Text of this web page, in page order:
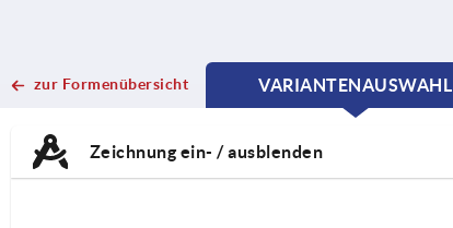
zur Formenübersicht
VARIANTENAUSWAHL
CURRENT
CURRENT
Zeichnung ein- / ausblenden